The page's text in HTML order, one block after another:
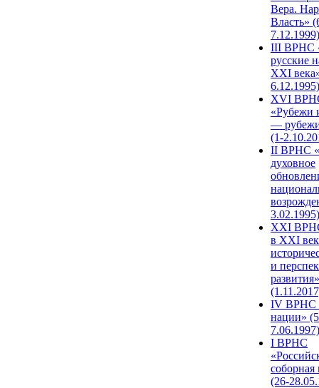
Вера.
Власть»
7.12.1999)
III ВРНС
русские
XXI
6.12.1995)
XVI
«Рубежи
—
(1-
II ВРНС
духовное
3.02.1995)
XХI
в XXI
и
развития»
IV ВРНС
нации»
7.06.1997)
I ВРНС
(26-